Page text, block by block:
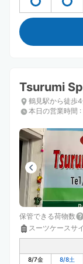
Tsurumi
鶴見駅から徒歩
本日の営業時間 :
保管できる荷物数
スーツケースサ
8/7金 8/8土